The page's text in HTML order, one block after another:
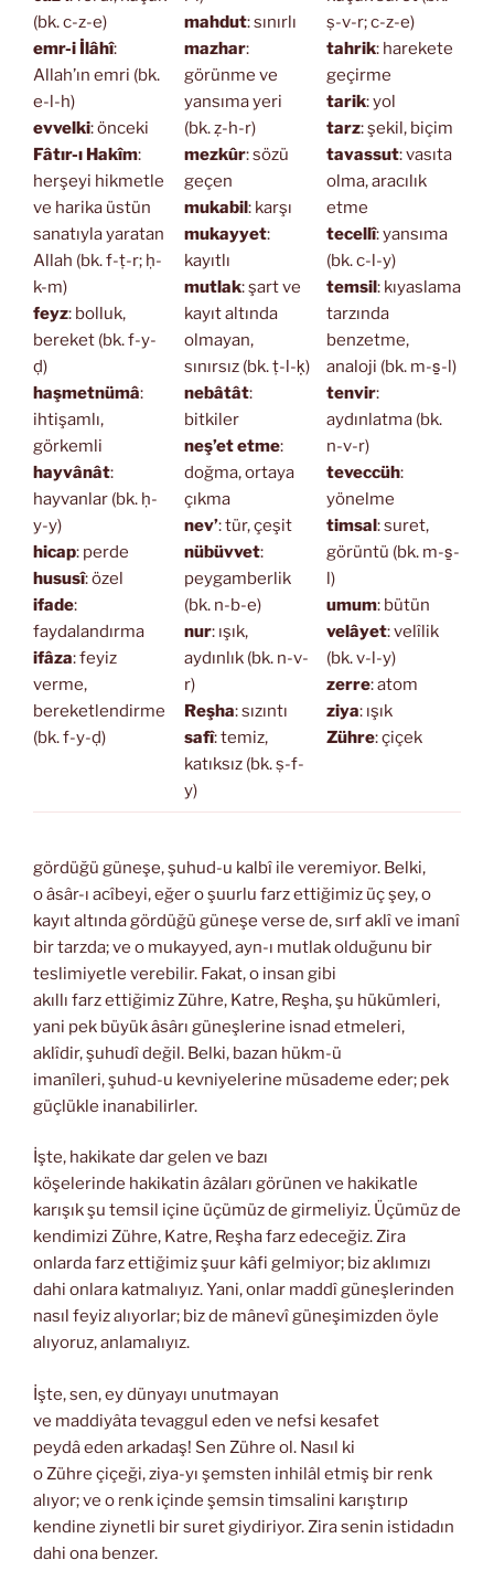
(bk. c-z-e)
emr-i İlâhî:
Allah’ın emri (bk.
e-l-h)
evvelki: önceki
Fâtır-ı Hakîm:
herşeyi hikmetle
ve harika üstün
sanatıyla yaratan
Allah (bk. f-ṭ-r; ḥ-
k-m)
feyz: bolluk,
bereket (bk. f-y-
ḍ)
haşmetnümâ:
ihtişamlı,
görkemli
hayvânât:
hayvanlar (bk. ḥ-
y-y)
hicap: perde
hususî: özel
ifade:
faydalandırma
ifâza: feyiz
verme,
bereketlendirme
(bk. f-y-ḍ)
mahdut: sınırlı
mazhar:
görünme ve
yansıma yeri
(bk. ẓ-h-r)
mezkûr: sözü
geçen
mukabil : karşı
mukayyet:
kayıtlı
mutlak: şart ve
kayıt altında
olmayan,
sınırsız (bk. ṭ-l-ḳ)
nebâtât:
bitkiler
neş’et etme:
doğma, ortaya
çıkma
nev’: tür, çeşit
nübüvvet:
peygamberlik
(bk. n-b-e)
nur: ışık,
aydınlık (bk. n-v-
r)
Reşha: sızıntı
safî: temiz,
katıksız (bk. ṣ-f-
y)
ṣ-v-r; c-z-e)
tahrik: harekete
geçirme
tarik: yol
tarz: şekil, biçim
tavassut: vasıta
olma, aracılık
etme
tecellî: yansıma
(bk. c-l-y)
temsil : kıyaslama
tarzında
benzetme,
analoji (bk. m-s̱-l)
tenvir:
aydınlatma (bk.
n-v-r)
teveccüh:
yönelme
timsal : suret,
görüntü (bk. m-s̱-
l)
umum: bütün
velâyet: velîlik
(bk. v-l-y)
zerre: atom
ziya: ışık
Zühre: çiçek
gördüğü güneşe, şuhud-u kalbî ile veremiyor. Belki,
o âsâr-ı acîbeyi, eğer o şuurlu farz ettiğimiz üç şey, o
kayıt altında gördüğü güneşe verse de, sırf aklî ve imanî
bir tarzda; ve o mukayyed, ayn-ı mutlak olduğunu bir
teslimiyetle verebilir. Fakat, o insan gibi
akıllı farz ettiğimiz Zühre, Katre, Reşha, şu hükümleri,
yani pek büyük âsârı güneşlerine isnad etmeleri,
aklîdir, şuhudî değil. Belki, bazan hükm-ü
imanîleri, şuhud-u kevniyelerine müsademe eder; pek
güçlükle inanabilirler.
İşte, hakikate dar gelen ve bazı
köşelerinde hakikatin âzâları görünen ve hakikatle
karışık şu temsil içine üçümüz de girmeliyiz. Üçümüz de
kendimizi Zühre, Katre, Reşha farz edeceğiz. Zira
onlarda farz ettiğimiz şuur kâfi gelmiyor; biz aklımızı
dahi onlara katmalıyız. Yani, onlar maddî güneşlerinden
nasıl feyiz alıyorlar; biz de mânevî güneşimizden öyle
alıyoruz, anlamalıyız.
İşte, sen, ey dünyayı unutmayan
ve maddiyâta tevaggul eden ve nefsi kesafet
peydâ eden arkadaş! Sen Zühre ol. Nasıl ki
o Zühre çiçeği, ziya-yı şemsten inhilâl etmiş bir renk
alıyor; ve o renk içinde şemsin timsalini karıştırıp
kendine ziynetli bir suret giydiriyor. Zira senin istidadın
dahi ona benzer.